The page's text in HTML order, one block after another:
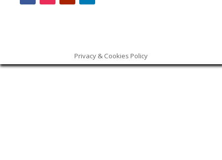
Privacy & Cookies Policy